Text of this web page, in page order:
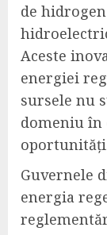
de
Aceste
energiei
sursele nu
domeniu în
Guvernele
energia